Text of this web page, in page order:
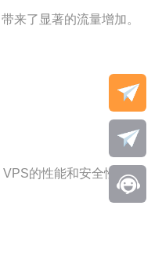
来了显著的流量增加。
的性能和安全性也将